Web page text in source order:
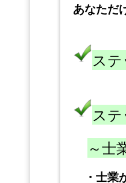
あなただ
ス
ス
～士
・ 士業